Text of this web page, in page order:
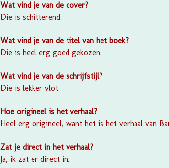
Wat vind je van de cover?
Die is schitterend.
Wat vind je van de titel van het boek?
Die is heel erg goed gekozen.
Wat vind je van de schrijfstijl?
Die is lekker vlot.
Hoe origineel is het verhaal?
Heel erg origineel, want het is het verhaal van
Zat je direct in het verhaal?
Ja, ik zat er direct in.